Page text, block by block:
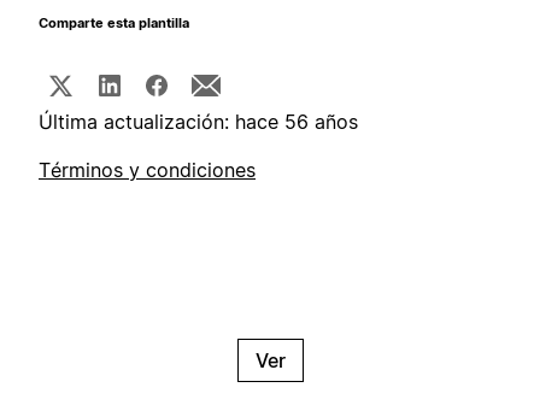
Comparte esta plantilla
Última actualización: hace 56 años
Términos y condiciones
Ver